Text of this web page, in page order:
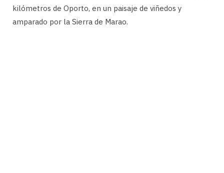
kilómetros de Oporto, en un paisaje de viñedos y
amparado por la Sierra de Marao.